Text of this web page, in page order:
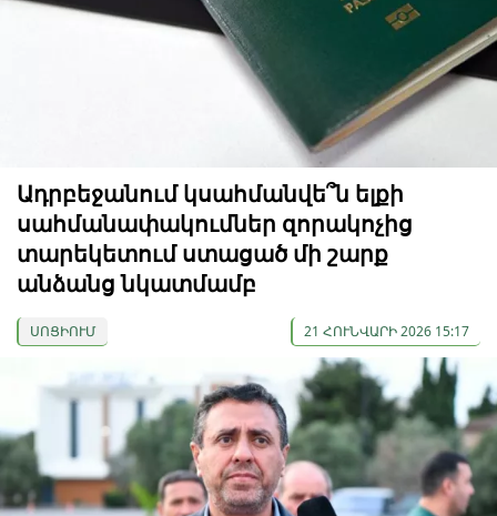
Ադրբեջանում կսահմանվե՞ն ելքի
սահմանափակումներ զորակոչից
տարեկետում ստացած մի շարք
անձանց նկատմամբ
ՍՈՑԻՈՒՄ 21 ՀՈՒՆՎԱՐԻ 2026 15:17